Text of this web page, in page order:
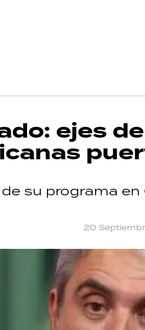
ejes
su programa
20